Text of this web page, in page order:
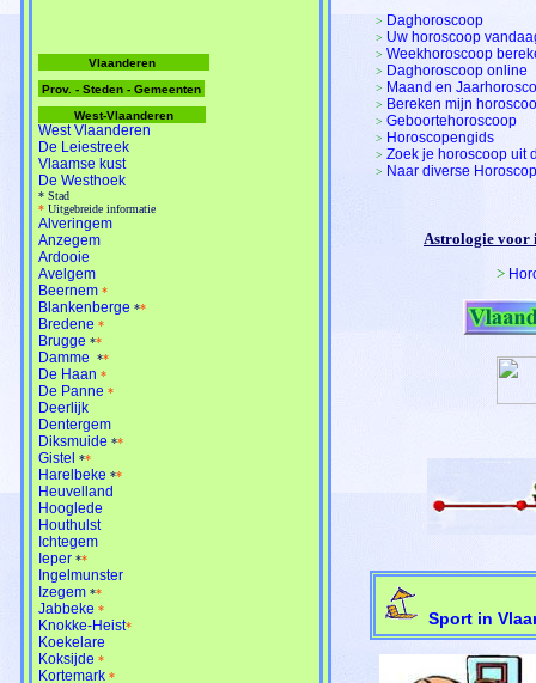
Vlaanderen
Prov. - Steden - Gemeenten
West-Vlaanderen
West Vlaanderen
De Leiestreek
Vlaamse kust
De Westhoek
* Stad
* Uitgebreide informatie
Alveringem
Anzegem
Ardooie
Avelgem
Beernem *
Blankenberge **
Bredene *
Brugge **
Damme **
De Haan *
De Panne *
Deerlijk
Dentergem
Diksmuide **
Gistel **
Harelbeke **
Heuvelland
Hooglede
Houthulst
Ichtegem
Ieper **
Ingelmunster
Izegem **
Jabbeke *
Knokke-Heist*
Koekelare
Koksijde *
Kortemark *
> Daghoroscoop
> Uw horoscoop
> Weekhoroscoop
> Daghoroscoop online
> Maand en
> Bereken mijn
> Geboortehoroscoop
> Horoscopengids
> Zoek je horoscoop uit
> Naar diverse
Astrologie voor
>
Sport in